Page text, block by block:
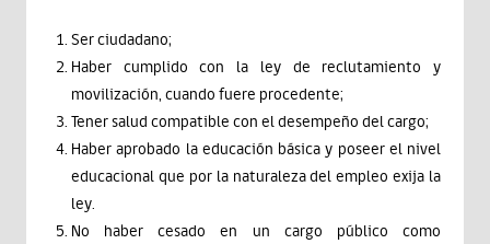
Ser ciudadano;
Haber cumplido con la ley de reclutamiento y
movilización, cuando fuere procedente;
Tener salud compatible con el desempeño del cargo;
Haber aprobado la educación básica y poseer el nivel
educacional que por la naturaleza del empleo exija la
ley.
No haber cesado en un cargo público como